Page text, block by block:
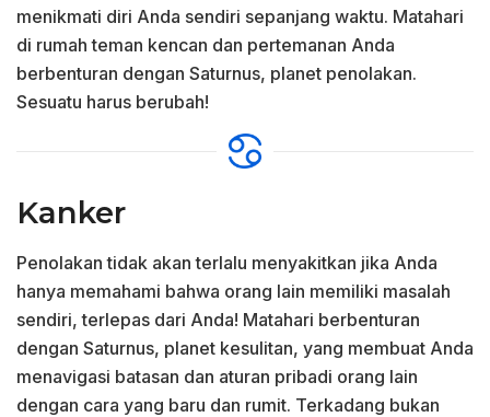
menikmati diri Anda sendiri sepanjang waktu. Matahari
di rumah teman kencan dan pertemanan Anda
berbenturan dengan Saturnus, planet penolakan.
Sesuatu harus berubah!
Kanker
Penolakan tidak akan terlalu menyakitkan jika Anda
hanya memahami bahwa orang lain memiliki masalah
sendiri, terlepas dari Anda! Matahari berbenturan
dengan Saturnus, planet kesulitan, yang membuat Anda
menavigasi batasan dan aturan pribadi orang lain
dengan cara yang baru dan rumit. Terkadang bukan